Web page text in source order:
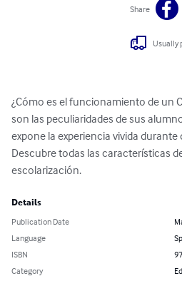
Share
Usually
¿Cómo es el funcionamiento de un
son las peculiaridades de sus
expone la experiencia vivida
Descubre todas las características
escolarización.
Details
Publication Date
Language
ISBN
Category